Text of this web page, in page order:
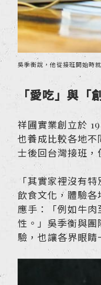
吳季衡說，他從接班開始時
「愛吃」與「
祥圃實業創立於
也養成比較各地
士後回台灣接班
「其實家裡沒有
飲食文化，體驗
應手：「例如牛
性。」吳季衡與
驗，也讓各界眼睛